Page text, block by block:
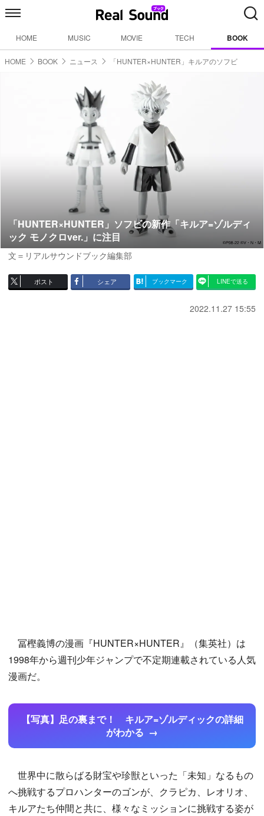
HOME MUSIC MOVIE TECH BOOK
HOME BOOK ニュース 「HUNTER×HUNTER」キルアのソフビ
「HUNTER×HUNTER」ソフビの新作「キルア=ゾルディ
ック モノクロver.」に注目
文＝リアルサウンドブック編集部
ポスト シェア ブックマーク LINEで送る
2022.11.27 15:55
冨樫義博の漫画『HUNTER×HUNTER』（集英社）は
1998年から週刊少年ジャンプで不定期連載されている人気
漫画だ。
【写真】足の裏まで！ キルア=ゾルディックの詳細
がわかる
世界中に散らばる財宝や珍獣といった「未知」なるもの
へ挑戦するプロハンターのゴンが、クラピカ、レオリオ、
キルアたち仲間と共に、様々なミッションに挑戦する姿が